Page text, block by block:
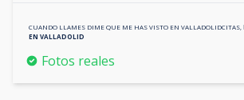
CUANDO LLAMES DIME QUE ME HAS VISTO EN VALLADOLIDCITAS
EN VALLADOLID
Fotos reales